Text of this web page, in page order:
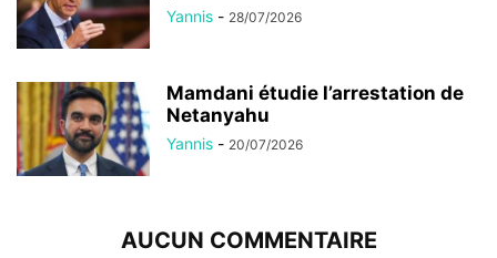
Yannis - 28/07/2026
Mamdani étudie l’arrestation de
Netanyahu
Yannis - 20/07/2026
AUCUN COMMENTAIRE